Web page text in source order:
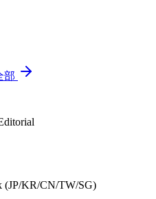
部
(JP/KR/CN/TW/SG)